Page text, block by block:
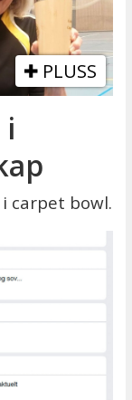
PLUSS
i
carpet bowl.